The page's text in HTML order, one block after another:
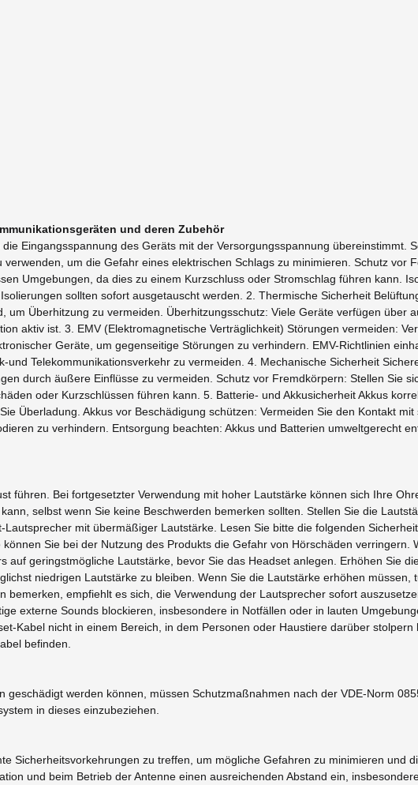
und deren Zubehör
Eingangsspannung des Geräts mit der Versorgungsspannung übereinstimmt.
um die Gefahr eines elektrischen Schlags zu minimieren. Schutz vor
Umgebungen, da dies zu einem Kurzschluss oder Stromschlag führen kann.
sollten sofort ausgetauscht werden. 2. Thermische Sicherheit
Überhitzung zu vermeiden. Überhitzungsschutz: Viele Geräte verfügen über
aktiv ist. 3. EMV (Elektromagnetische Verträglichkeit) Störungen vermeiden:
Geräte, um gegenseitige Störungen zu verhindern. EMV-Richtlinien
Telekommunikationsverkehr zu vermeiden. 4. Mechanische Sicherheit
durch äußere Einflüsse zu vermeiden. Schutz vor Fremdkörpern: Stellen Sie
oder Kurzschlüssen führen kann. 5. Batterie- und Akkusicherheit Akkus
Überladung. Akkus vor Beschädigung schützen: Vermeiden Sie den Kontakt mit
zu verhindern. Entsorgung beachten: Akkus und Batterien umweltgerecht
führen. Bei fortgesetzter Verwendung mit hoher Lautstärke können sich Ihre
selbst wenn Sie keine Beschwerden bemerken sollten. Stellen Sie die
mit übermäßiger Lautstärke. Lesen Sie bitte die folgenden
Sie bei der Nutzung des Produkts die Gefahr von Hörschäden verringern.
geringstmögliche Lautstärke, bevor Sie das Headset anlegen. Erhöhen Sie
niedrigen Lautstärke zu bleiben. Wenn Sie die Lautstärke erhöhen müssen,
empfiehlt es sich, die Verwendung der Lautsprecher sofort
externe Sounds blockieren, insbesondere in Notfällen oder in lauten
Kabel nicht in einem Bereich, in dem Personen oder Haustiere darüber stolpern
befinden.
werden können, müssen Schutzmaßnahmen nach der VDE-Norm
in dieses einzubeziehen.
Sicherheitsvorkehrungen zu treffen, um mögliche Gefahren zu minimieren und
und beim Betrieb der Antenne einen ausreichenden Abstand ein,